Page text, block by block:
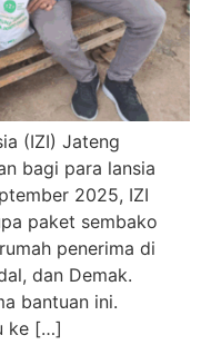
(IZI) Jateng
bagi para lansia
2025, IZI
paket sembako
penerima di
dan Demak.
bantuan ini.
ke […]